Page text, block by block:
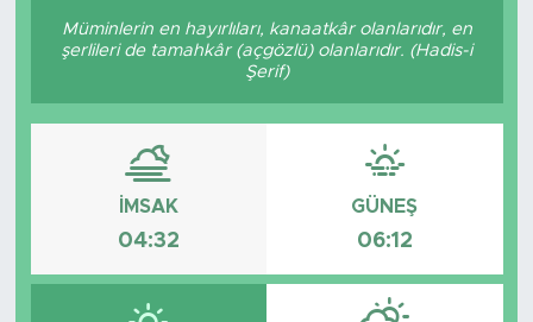
Müminlerin en hayırlıları, kanaatkâr olanlarıdır, en
şerlileri de tamahkâr (açgözlü) olanlarıdır. (Hadis-i
Şerif)
İMSAK
04:32
GÜNEŞ
06:12